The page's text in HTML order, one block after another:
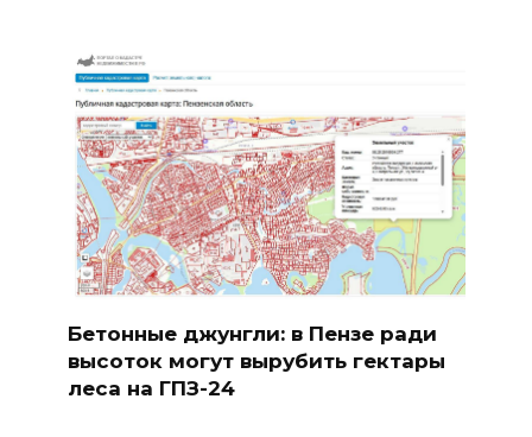
Бетонные джунгли: в Пензе ради
высоток могут вырубить гектары
леса на ГПЗ-24